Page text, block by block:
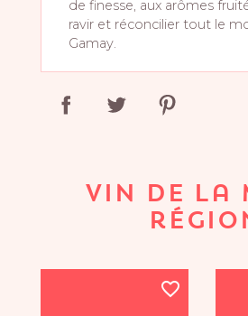
de finesse, aux arômes
ravir et réconcilier tout le
Gamay.
VIN DE LA
favorite_border